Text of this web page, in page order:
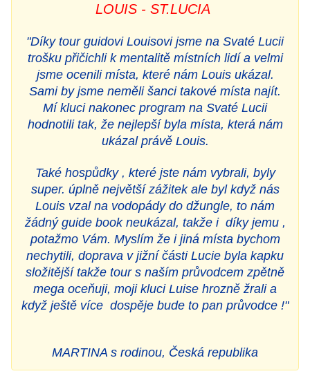
LOUIS - ST.LUCIA
"Díky tour guidovi Louisovi jsme na Svaté Lucii
trošku přičichli k mentalitě místních lidí a velmi
jsme ocenili místa, které nám Louis ukázal.
Sami by jsme neměli šanci takové místa najít.
Mí kluci nakonec program na Svaté Lucii
hodnotili tak, že nejlepší byla místa, která nám
ukázal právě Louis.
Také hospůdky , které jste nám vybrali, byly
super. úplně největší zážitek ale byl když nás
Louis vzal na vodopády do džungle, to nám
žádný guide book neukázal, takže i díky jemu ,
potažmo Vám. Myslím že i jiná místa bychom
nechytili, doprava v jižní části Lucie byla kapku
složitější takže tour s naším průvodcem zpětně
mega oceňuji, moji kluci Luise hrozně žrali a
když ještě více dospěje bude to pan průvodce !"
MARTINA s rodinou, Česká republika